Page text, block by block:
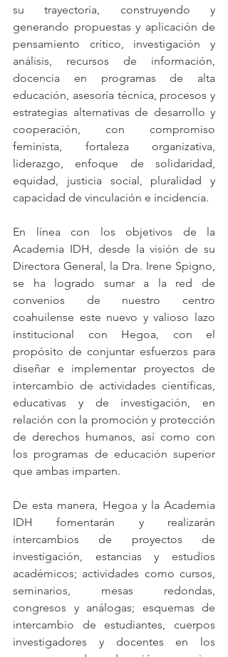
su trayectoria, construyendo y
generando propuestas y aplicación de
pensamiento crítico, investigación y
análisis, recursos de información,
docencia en programas de alta
educación, asesoría técnica, procesos y
estrategias alternativas de desarrollo y
cooperación, con compromiso
feminista, fortaleza organizativa,
liderazgo, enfoque de solidaridad,
equidad, justicia social, pluralidad y
capacidad de vinculación e incidencia.
En línea con los objetivos de la
Academia IDH, desde la visión de su
Directora General, la Dra. Irene Spigno,
se ha logrado sumar a la red de
convenios de nuestro centro
coahuilense este nuevo y valioso lazo
institucional con Hegoa, con el
propósito de conjuntar esfuerzos para
diseñar e implementar proyectos de
intercambio de actividades científicas,
educativas y de investigación, en
relación con la promoción y protección
de derechos humanos, así como con
los programas de educación superior
que ambas imparten.
De esta manera, Hegoa y la Academia
IDH fomentarán y realizarán
intercambios de proyectos de
investigación, estancias y estudios
académicos; actividades como cursos,
seminarios, mesas redondas,
congresos y análogas; esquemas de
intercambio de estudiantes, cuerpos
investigadores y docentes en los